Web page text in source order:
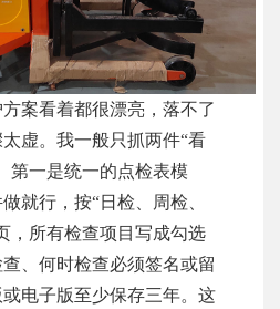
案看着都很漂亮，落不了
虚。我一般只抓两件“看
第一是统一的点检表模
就行，按“日检、周检、
，所有检查项目写成勾选
、何时检查必须签名或留
电子版至少保存三年。这